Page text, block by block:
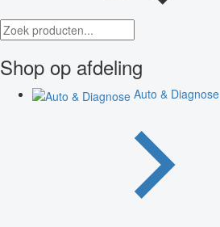
Shop op afdeling
Auto & Diagnose